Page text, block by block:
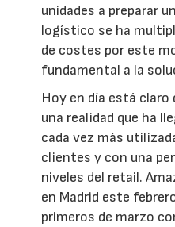
unidades a preparar
logístico se ha
de costes por este
fundamental a la
Hoy en día está claro
una realidad que ha
cada vez más
clientes y con una
niveles del retail.
en Madrid este
primeros de marzo